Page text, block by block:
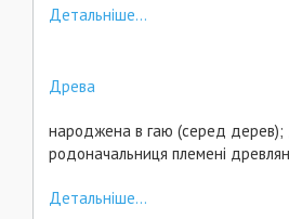
Детальніше...
Древа
народжена в гаю (серед дерев);
родоначальниця племені древлян
Детальніше...